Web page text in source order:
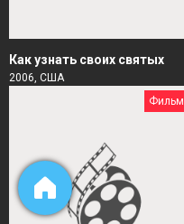
Как узнать своих святых
2006, США
Фильм